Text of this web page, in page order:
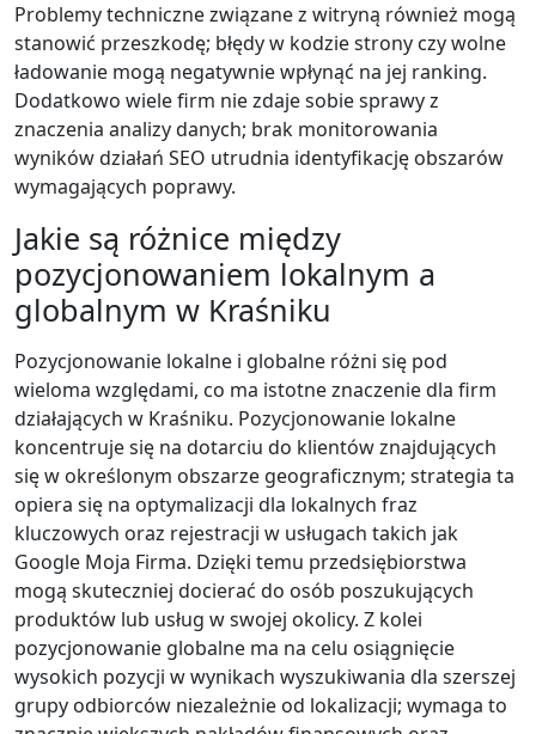
Problemy techniczne związane z witryną również mogą
stanowić przeszkodę; błędy w kodzie strony czy wolne
ładowanie mogą negatywnie wpłynąć na jej ranking.
Dodatkowo wiele firm nie zdaje sobie sprawy z
znaczenia analizy danych; brak monitorowania
wyników działań SEO utrudnia identyfikację obszarów
wymagających poprawy.
Jakie są różnice między
pozycjonowaniem lokalnym a
globalnym w Kraśniku
Pozycjonowanie lokalne i globalne różni się pod
wieloma względami, co ma istotne znaczenie dla firm
działających w Kraśniku. Pozycjonowanie lokalne
koncentruje się na dotarciu do klientów znajdujących
się w określonym obszarze geograficznym; strategia ta
opiera się na optymalizacji dla lokalnych fraz
kluczowych oraz rejestracji w usługach takich jak
Google Moja Firma. Dzięki temu przedsiębiorstwa
mogą skuteczniej docierać do osób poszukujących
produktów lub usług w swojej okolicy. Z kolei
pozycjonowanie globalne ma na celu osiągnięcie
wysokich pozycji w wynikach wyszukiwania dla szerszej
grupy odbiorców niezależnie od lokalizacji; wymaga to